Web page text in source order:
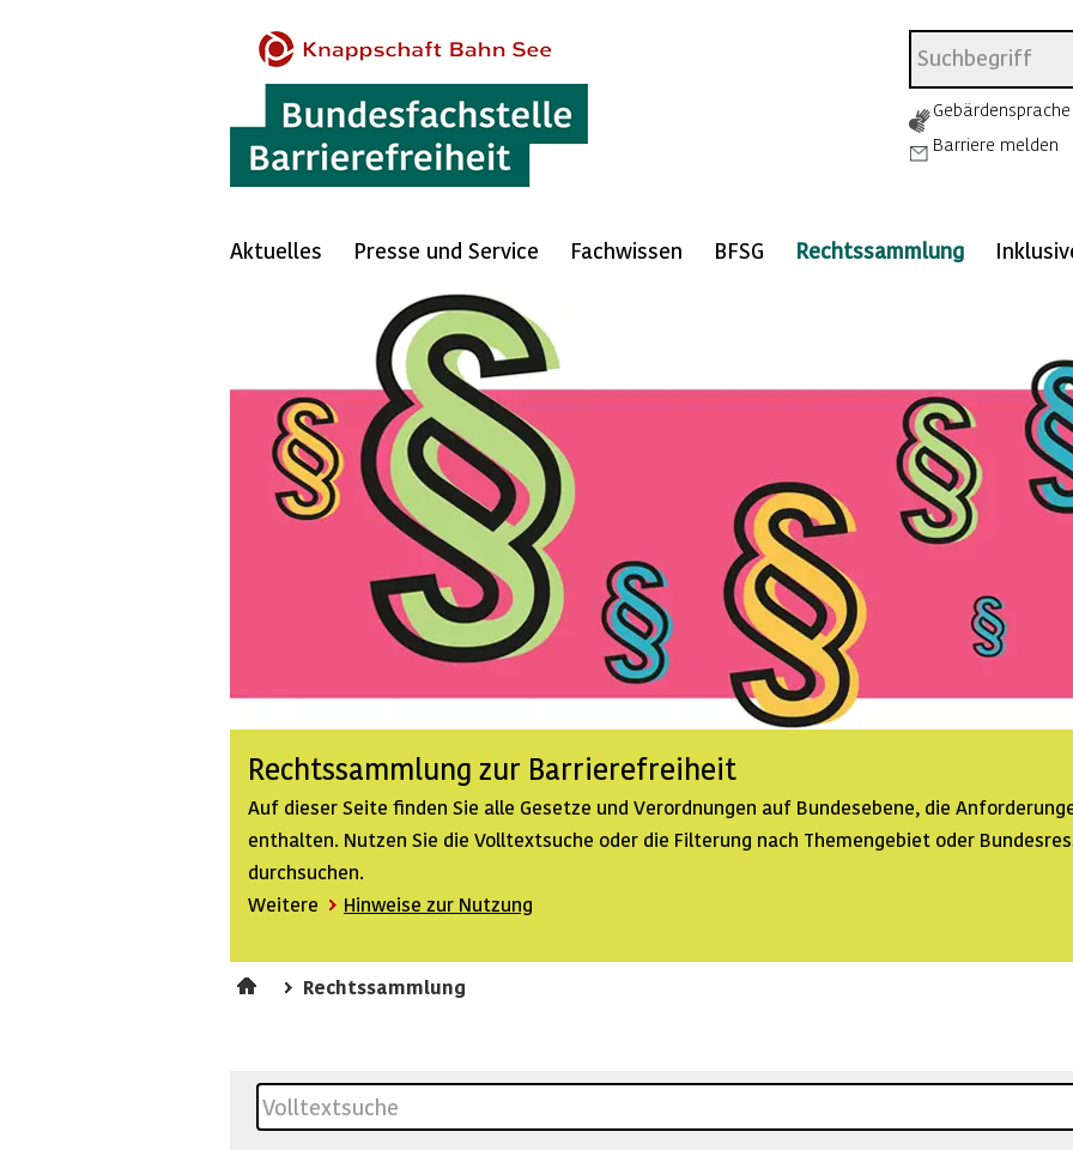
Gebärdensprache
Barriere melden
Aktuelles Presse und Service Fachwissen BFSG Rechtssammlung
Rechtssammlung zur Barrierefreiheit
Auf dieser Seite finden Sie alle Gesetze und Verordnungen auf Bundesebene, die
enthalten. Nutzen Sie die Volltextsuche oder die Filterung nach Themengebiet oder
durchsuchen.
Weitere
Hinweise zur Nutzung
Rechtssammlung